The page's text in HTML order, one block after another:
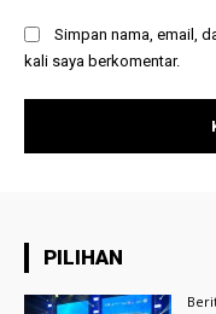
Simpan nama, email,
kali saya berkomentar.
PILIHAN